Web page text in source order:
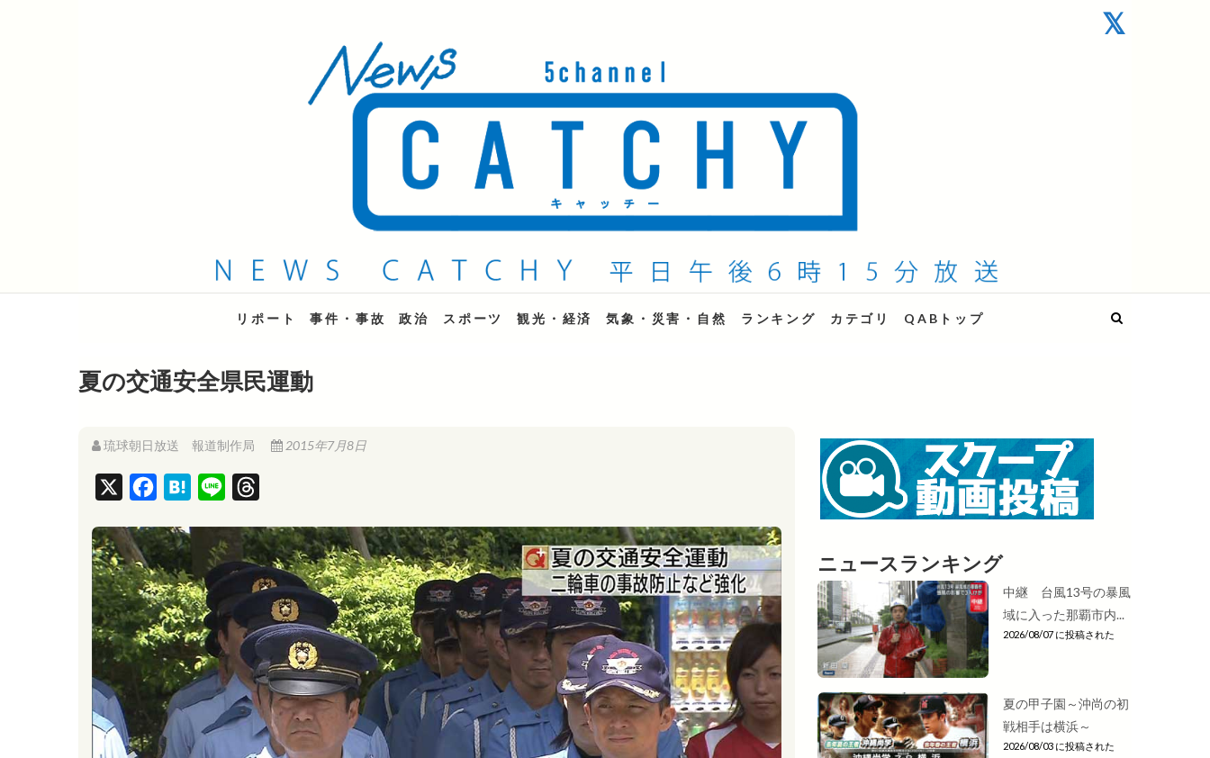
QAB NEWS Headline
キャッチー 月曜〜金曜 午後6時15分放送
リポート 事件・事故 政治 スポーツ 観光・経済 気象・災害・自然 ランキング カテゴリ QABトップ
夏の交通安全県民運動
琉球朝日放送 報道制作局 2015年7月8日
c
e
b
o
o
k
H
n
a
n
e
r
e
a
s
ニュースランキング
中継 台風13号の暴風
域に入った那覇市内...
2026/08/07 に投稿された
夏の甲子園～沖尚の初
戦相手は横浜～
2026/08/03 に投稿された